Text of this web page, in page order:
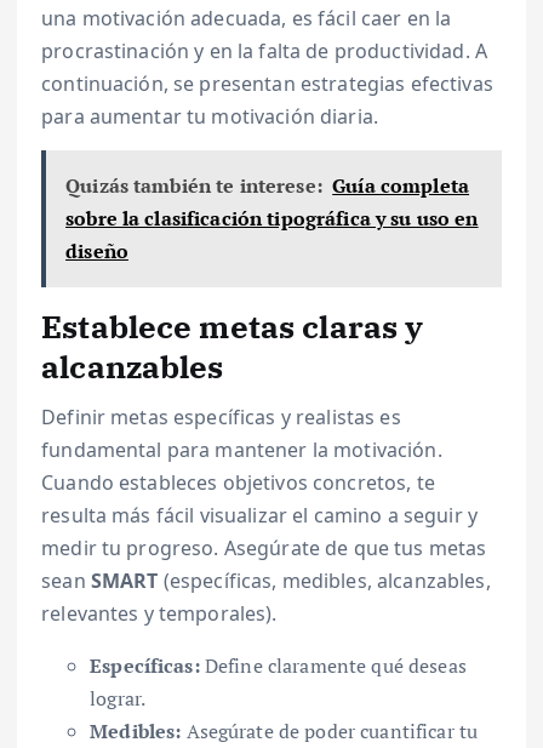
una motivación adecuada, es fácil caer en la
procrastinación y en la falta de productividad. A
continuación, se presentan estrategias efectivas
para aumentar tu motivación diaria.
Quizás también te interese: Guía completa
sobre la clasificación tipográfica y su uso en
diseño
Establece metas claras y
alcanzables
Definir metas específicas y realistas es
fundamental para mantener la motivación.
Cuando estableces objetivos concretos, te
resulta más fácil visualizar el camino a seguir y
medir tu progreso. Asegúrate de que tus metas
sean SMART (específicas, medibles, alcanzables,
relevantes y temporales).
Específicas:Define claramente qué deseas
lograr.
Medibles: Asegúrate de poder cuantificar tu